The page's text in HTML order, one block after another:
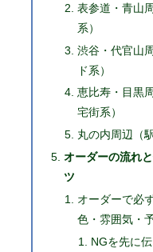
表参道・青山
系）
渋谷・代官山
ド系）
恵比寿・目黒
宅街系）
丸の内周辺（
オーダーの流れ
ツ
オーダーで必
色・雰囲気・予
NGを先に